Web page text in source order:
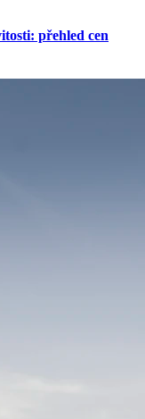
přehled cen